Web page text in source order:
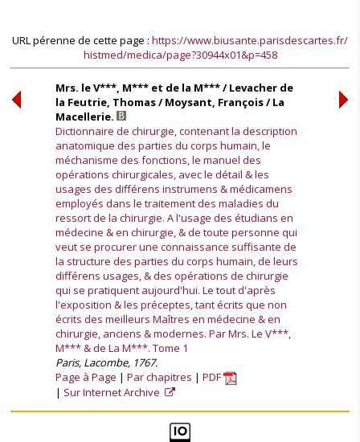
URL pérenne de cette page : https://www.biusante.parisdescartes.fr/
histmed/medica/page?30944x01&p=458
Mrs. le V***, M*** et de la M*** / Levacher de
la Feutrie, Thomas / Moysant, François / La
Macellerie.
Dictionnaire de chirurgie, contenant la description
anatomique des parties du corps humain, le
méchanisme des fonctions, le manuel des
opérations chirurgicales, avec le détail & les
usages des différens instrumens & médicamens
employés dans le traitement des maladies du
ressort de la chirurgie. A l'usage des étudians en
médecine & en chirurgie, & de toute personne qui
veut se procurer une connaissance suffisante de
la structure des parties du corps humain, de leurs
différens usages, & des opérations de chirurgie
qui se pratiquent aujourd'hui. Le tout d'après
l'exposition & les préceptes, tant écrits que non
écrits des meilleurs Maîtres en médecine & en
chirurgie, anciens & modernes. Par Mrs. Le V***,
M*** & de La M***. Tome 1
Paris, Lacombe, 1767.
Page à Page
Par chapitres
PDF
Sur Internet Archive